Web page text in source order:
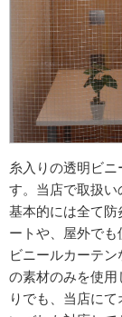
糸入りの透明ビ
す。当店で取扱
基本的には全て
ートや、屋外で
ビニールカーテ
の素材のみを使
りでも、当店に